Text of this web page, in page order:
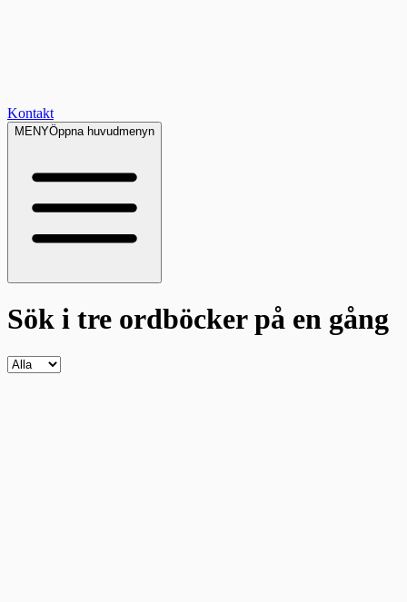
Kontakt
MENYÖppna huvudmenyn
Sök i tre ordböckerpå en gång